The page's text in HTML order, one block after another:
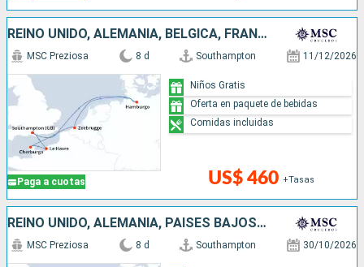
REINO UNIDO, ALEMANIA, BÉLGICA, FRANCIA
Paga a cuotas
MSC Preziosa 8 d Southampton 11/12/2026
US$ 460 +Tasas
Niños Gratis
Oferta en paquete de bebidas
Comidas incluidas
REINO UNIDO, ALEMANIA, PAISES BAJOS, BÉLGICA, FRANCIA
MSC Preziosa 8 d Southampton 30/10/2026